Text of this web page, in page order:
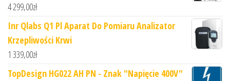
4 299,00zł
Inr Qlabs Q1 Pl Aparat Do Pomiaru Analizator
Krzepliwości Krwi
1 339,00zł
TopDesign HG022 AH PN - Znak "Napięcie 400V"